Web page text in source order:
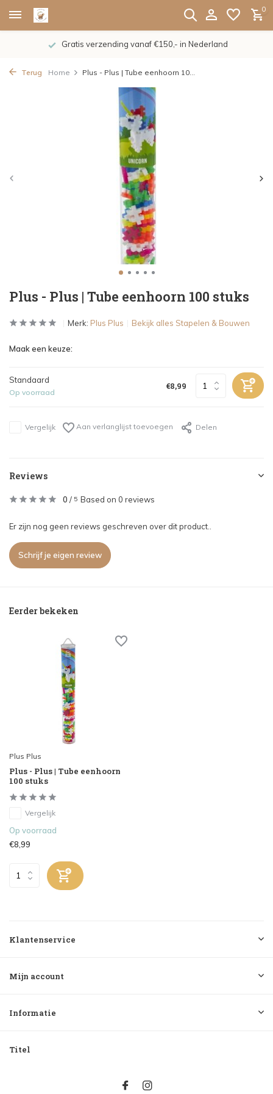
0
Gratis verzending vanaf €150,- in Nederland
Terug Home Plus - Plus | Tube eenhoorn 10...
Plus - Plus | Tube eenhoorn 100 stuks
Merk: Plus Plus Bekijk alles Stapelen & Bouwen
Maak een keuze:
Standaard
Op voorraad
€8,99
Vergelijk Aan verlanglijst toevoegen Delen
Reviews
0 / 5 Based on 0 reviews
Er zijn nog geen reviews geschreven over dit product..
Schrijf je eigen review
Eerder bekeken
Plus Plus
Plus - Plus | Tube eenhoorn
100 stuks
Vergelijk
Op voorraad
€8,99
Klantenservice
Mijn account
Informatie
Titel